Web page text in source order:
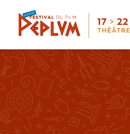
contenu
principal